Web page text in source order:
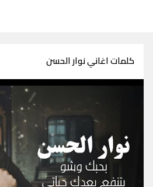
كلمات اغاني نوار الحسن